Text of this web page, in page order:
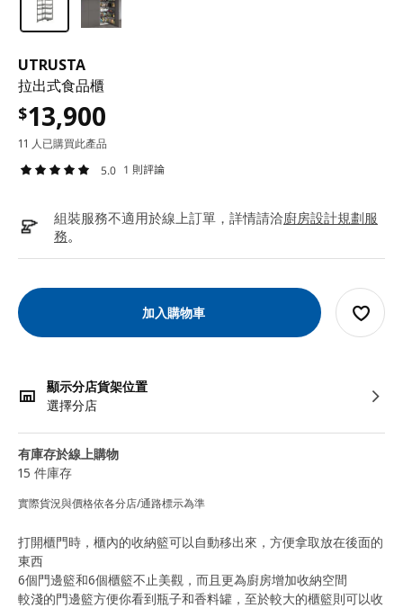
UTRUSTA
拉出式食品櫃
$13,900
11 人已購買此產品
5.0 1 則評論
組裝服務不適用於線上訂單，詳情請洽廚房設計規劃服
務。
加入購物車
顯示分店貨架位置
選擇分店
有庫存於線上購物
15 件庫存
實際貨況與價格依各分店/通路標示為準
打開櫃門時，櫃內的收納籃可以自動移出來，方便拿取放在後面的
東西
6個門邊籃和6個櫃籃不止美觀，而且更為廚房增加收納空間
較淺的門邊籃方便你看到瓶子和香料罐，至於較大的櫃籃則可以收